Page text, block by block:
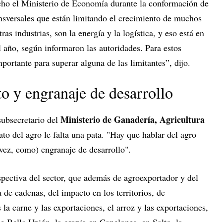
el Ministerio de Economía durante la conformación de
que están limitando el crecimiento de muchos
industrias, son la energía y la logística, y eso está en
según informaron las autoridades. Para estos
para superar alguna de las limitantes”, dijo.
y engranaje de desarrollo
del Ministerio de Ganadería, Agricultura
del agro le falta una pata. "Hay que hablar del agro
como) engranaje de desarrollo".
del sector, que además de agroexportador y del
cadenas, del impacto en los territorios, de
carne y las exportaciones, el arroz y las exportaciones,